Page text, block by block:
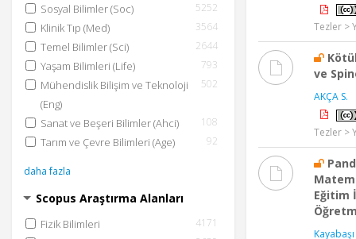
Sosyal Bilimler (Soc) 5252
Klinik Tıp (Med) 3564
Temel Bilimler (Sci) 2644
Yaşam Bilimleri (Life) 793
Mühendislik Bilişim ve Teknoloji
(Eng)
502
Sanat ve Beşeri Bilimler (Ahci) 108
Tarım ve Çevre Bilimleri (Age) 92
daha fazla
Scopus Araştırma Alanları
Fizik Bilimleri 4171
Tezler >
ve
AKÇA S.
Tezler >
Eğitim